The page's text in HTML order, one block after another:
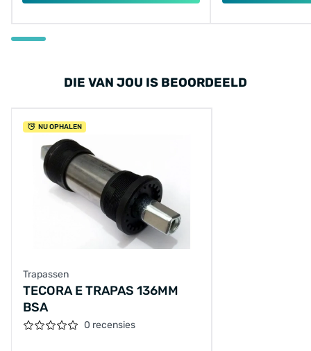
DIE VAN JOU IS BEOORDEELD
NU OPHALEN
Trapassen
TECORA E TRAPAS 136MM
BSA
0 recensies